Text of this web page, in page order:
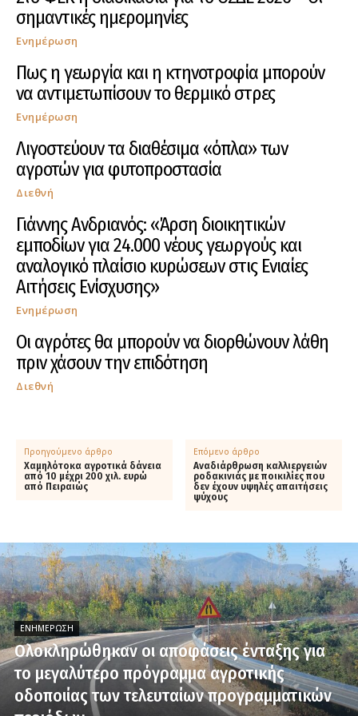
σημαντικές ημερομηνίες
Ενημέρωση
Πως η γεωργία και η κτηνοτροφία μπορούν
να αντιμετωπίσουν το θερμικό στρες
Ενημέρωση
Λιγοστεύουν τα διαθέσιμα «όπλα» των
αγροτών για φυτοπροστασία
Διεθνή
Γιάννης Ανδριανός: «Άρση διοικητικών
εμποδίων για 24.000 νέους γεωργούς και
αναλογικό πλαίσιο κυρώσεων στις Ενιαίες
Αιτήσεις Ενίσχυσης»
Ενημέρωση
Οι αγρότες θα μπορούν να διορθώνουν λάθη
πριν χάσουν την επιδότηση
Διεθνή
Προηγούμενο άρθρο
Χαμηλότοκα αγροτικά δάνεια
από 10 μέχρι 200 χιλ. ευρώ
από Πειραιώς
Επόμενο άρθρο
Αναδιάρθρωση καλλιεργειών
ροδακινιάς με ποικιλίες που
δεν έχουν υψηλές απαιτήσεις
ψύχους
ΕΝΗΜΈΡΩΣΗ
Ολοκληρώθηκαν οι αποφάσεις ένταξης για
το μεγαλύτερο πρόγραμμα αγροτικής
οδοποιίας των τελευταίων προγραμματικών